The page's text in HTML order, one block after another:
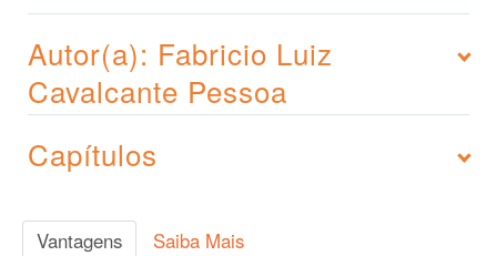
Autor(a): Fabricio Luiz
Cavalcante Pessoa
Capítulos
Vantagens Saiba Mais